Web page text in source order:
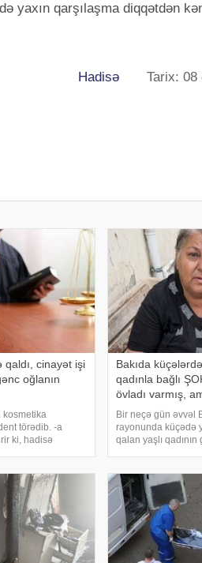
yaxın qarşılaşma diqqətdən
Hadisə Tarix: 08
qaldı, cinayət işi
oğlanın
kosmetika
törədib. -a
ki, hadisə
aktına görə, 30
Bakıda
qadınla bağlı
övladı varmış,
Bir neçə gün əvvəl
rayonunda küçədə
qalan yaşlı
gecələyən,
qadının görüntüləri